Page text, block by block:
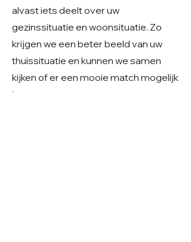
alvast iets deelt over uw
gezinssituatie en woonsituatie. Zo
krijgen we een beter beeld van uw
thuissituatie en kunnen we samen
kijken of er een mooie match mogelijk
is.